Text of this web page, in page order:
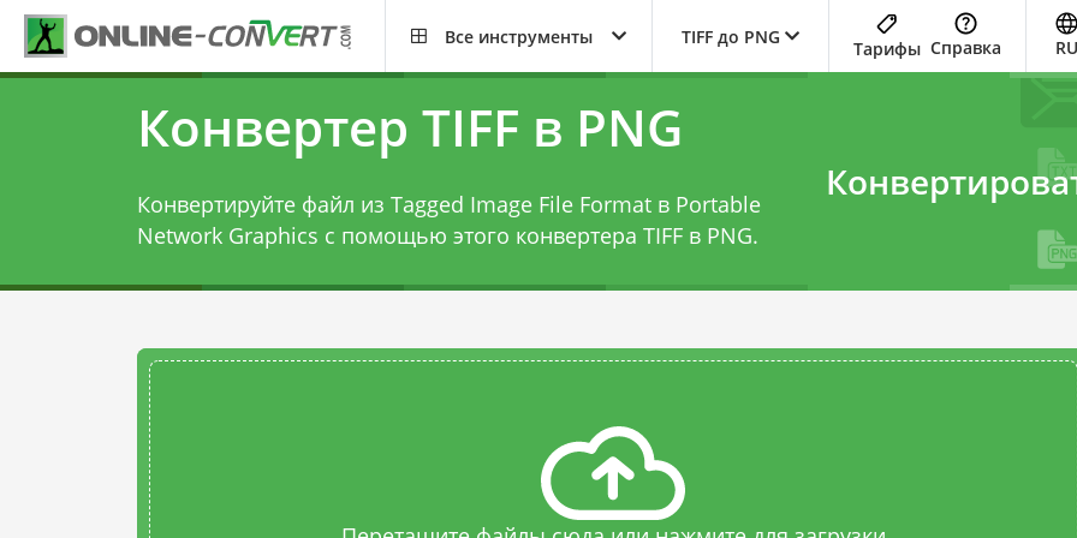
Все инструменты TIFF до PNG
Тарифы Справка RU
Конвертер TIFF в PNG
Конвертируйте файл из Tagged Image File Format в Portable
Network Graphics с помощью этого конвертера TIFF в PNG.